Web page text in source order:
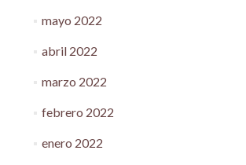
mayo 2022
abril 2022
marzo 2022
febrero 2022
enero 2022